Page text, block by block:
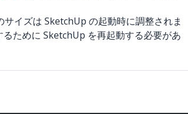
イズは SketchUp の起動時に調整されま
ために SketchUp を再起動する必要があ